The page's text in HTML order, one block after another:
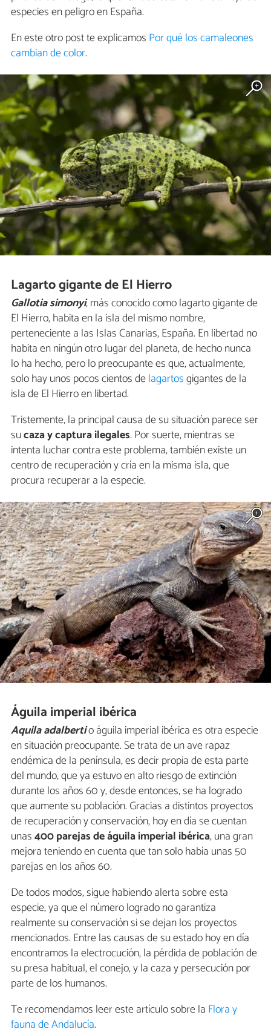
especies en peligro en España.
En este otro post te explicamos Por qué los camaleones
cambian de color.
Lagarto gigante de El Hierro
Gallotia simonyi, más conocido como lagarto gigante de
El Hierro, habita en la isla del mismo nombre,
perteneciente a las Islas Canarias, España. En libertad no
habita en ningún otro lugar del planeta, de hecho nunca
lo ha hecho, pero lo preocupante es que, actualmente,
solo hay unos pocos cientos delagartosgigantes de la
isla de El Hierro en libertad.
Tristemente, la principal causa de su situación parece ser
sucaza y captura ilegales. Por suerte, mientras se
intenta luchar contra este problema, también existe un
centro de recuperación y cría en la misma isla, que
procura recuperar a la especie.
Águila imperial ibérica
Aquila adalbertio águila imperial ibérica es otra especie
en situación preocupante. Se trata de un ave rapaz
endémica de la península, es decir propia de esta parte
del mundo, que ya estuvo en alto riesgo de extinción
durante los años 60 y, desde entonces, se ha logrado
que aumente su población. Gracias a distintos proyectos
de recuperación y conservación, hoy en día se cuentan
unas400 parejas de águila imperial ibérica, una gran
mejora teniendo en cuenta que tan solo había unas 50
parejas en los años 60.
De todos modos, sigue habiendo alerta sobre esta
especie, ya que el número logrado no garantiza
realmente su conservación si se dejan los proyectos
mencionados. Entre las causas de su estado hoy en día
encontramos la electrocución, la pérdida de población de
su presa habitual, el conejo, y la caza y persecución por
parte de los humanos.
Te recomendamos leer este artículo sobre la Flora y
fauna de Andalucía.